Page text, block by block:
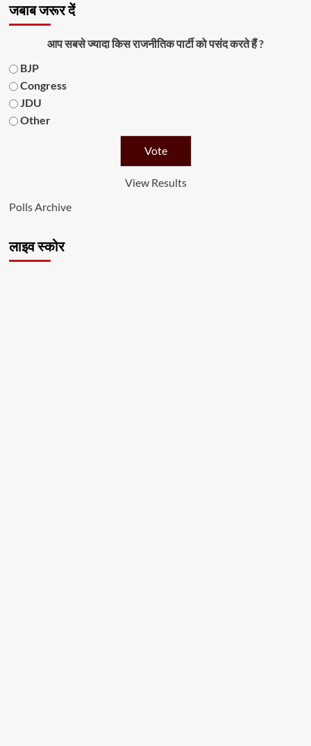
जबाब जरूर दें
आप सबसे ज्यादा किस राजनीतिक पार्टी को पसंद करते हैं ?
BJP
Congress
JDU
Other
View Results
Polls Archive
लाइव स्कोर